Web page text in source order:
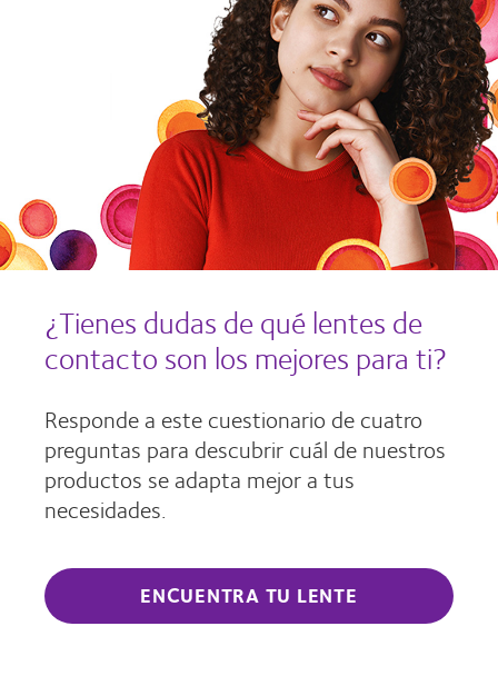
¿Tienes dudas de qué lentes de
contacto son los mejores para ti?
Responde a este cuestionario de cuatro
preguntas para descubrir cuál de nuestros
productos se adapta mejor a tus
necesidades.
ENCUENTRA TU LENTE